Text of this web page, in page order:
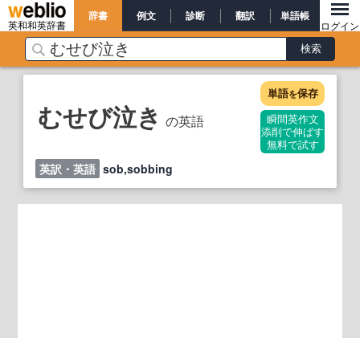
英和和英辞書
辞書 例文 診断 翻訳 単語帳
ログイン
むせび泣き の英語
単語を保存
瞬間英作文
添削で伸ばす
無料で試す
英訳・英語 sob,sobbing